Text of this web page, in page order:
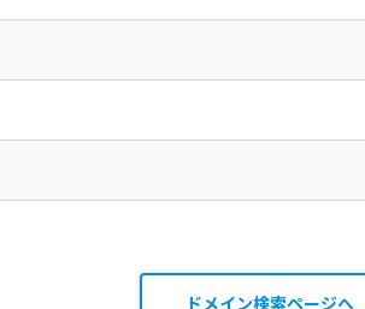
ドメイン検索ページへ